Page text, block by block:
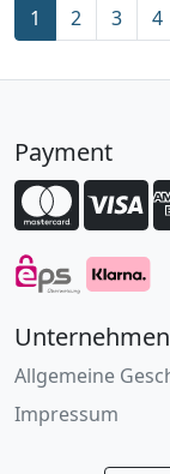
1 2 3 4
Payment
Unternehmen
Allgemeine
Impressum